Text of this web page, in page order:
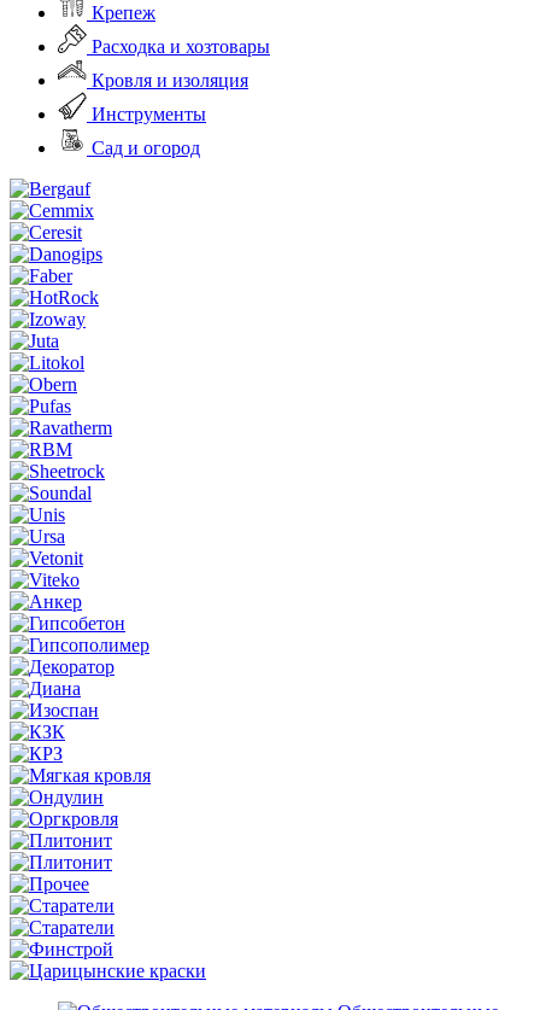
Крепеж
Расходка и хозтовары
Кровля и изоляция
Инструменты
Сад и огород